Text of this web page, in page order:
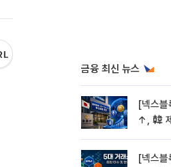
금융 최신 뉴스
[넥스
↑, 韓
[넥스